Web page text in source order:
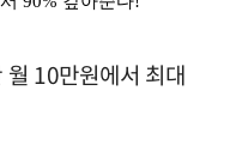
10만원에서 최대